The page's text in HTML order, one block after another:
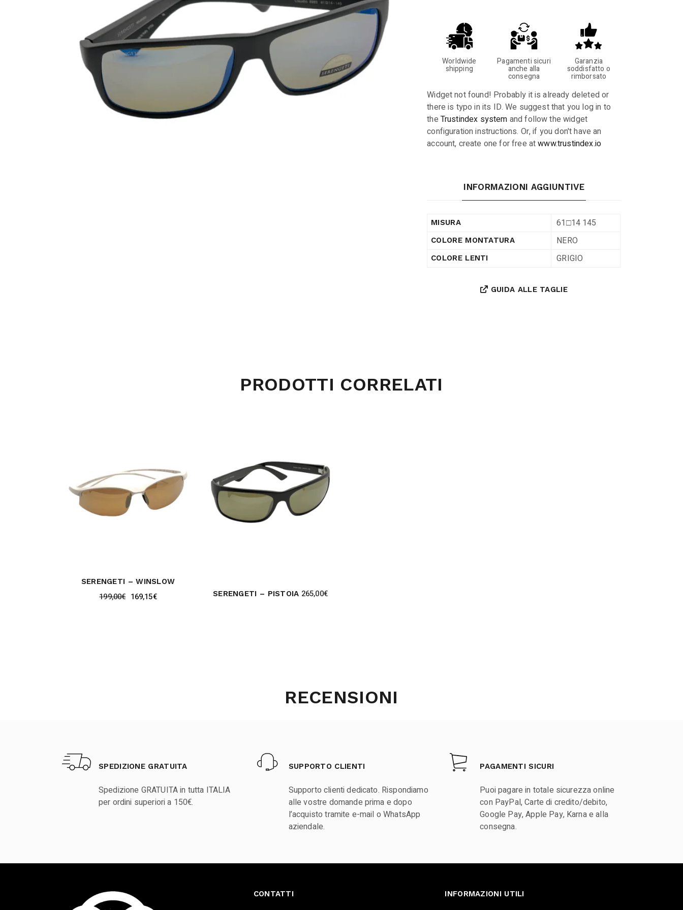
Worldwide
shipping
Pagamenti sicuri
anche alla
consegna
Garanzia
soddisfatto o
rimborsato
Widget not found! Probably it is already deleted or
there is typo in its ID. We suggest that you log in to
the Trustindex system and follow the widget
configuration instructions. Or, if you don't have an
account, create one for free atwww.trustindex.io
INFORMAZIONI AGGIUNTIVE
MISURA 61□14 145
COLORE MONTATURA NERO
COLORE LENTI GRIGIO
GUIDA ALLE TAGLIE
PRODOTTI CORRELATI
SERENGETI – WINSLOW
199,00€ 169,15€ SERENGETI – PISTOIA 265,00€
RECENSIONI
SPEDIZIONE GRATUITA
Spedizione GRATUITA in tutta ITALIA
per ordini superiori a 150€.
SUPPORTO CLIENTI
Supporto clienti dedicato. Rispondiamo
alle vostre domande prima e dopo
l’acquisto tramite e-mail o WhatsApp
aziendale.
PAGAMENTI SICURI
Puoi pagare in totale sicurezza online
con PayPal, Carte di credito/debito,
Google Pay, Apple Pay, Karna e alla
consegna.
CONTATTI INFORMAZIONI UTILI